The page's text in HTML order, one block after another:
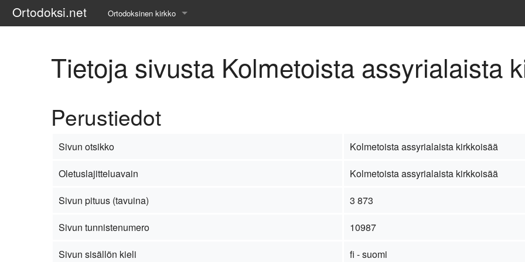
Ortodoksi.net Ortodoksinen kirkko
Liturgiset tekstit
Kirkkohistoria
Etiikka
Uskonoppi
Kirkkotaide
Pyhät ihmiset
Suomen kirkko
Tietoja sivusta Kolmetoista assyrialaista
Perustiedot
Sivun otsikko
Kolmetoista assyrialaista kirkkoisää
Oletuslajitteluavain
Kolmetoista assyrialaista kirkkoisää
Sivun pituus (tavuina)
3 873
Sivun tunnistenumero
10987
Sivun sisällön kieli
fi - suomi